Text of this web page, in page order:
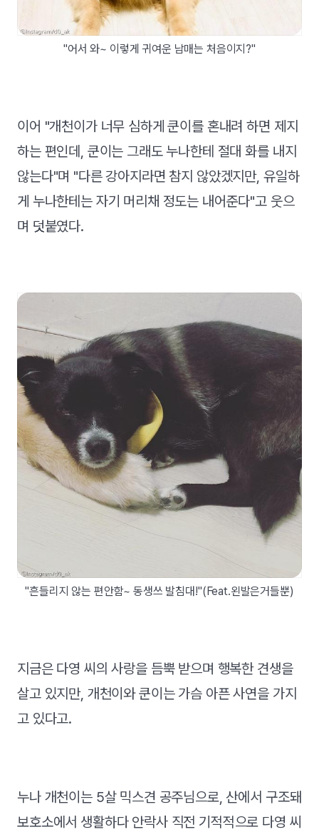
"어서 와~ 이렇게 귀여운 남매는 처음이지?"
이어 "개천이가 너무 심하게 쿤이를 혼내려 하면 제지
하는 편인데, 쿤이는 그래도 누나한테 절대 화를 내지
않는다"며 "다른 강아지라면 참지 않았겠지만, 유일하
게 누나한테는 자기 머리채 정도는 내어준다"고 웃으
며 덧붙였다.
"흔들리지 않는 편안함~ 동생쓰 발침대!"(Feat.왼발은거들뿐)
지금은 다영 씨의 사랑을 듬뿍 받으며 행복한 견생을
살고 있지만, 개천이와 쿤이는 가슴 아픈 사연을 가지
고 있다고.
누나 개천이는 5살 믹스견 공주님으로, 산에서 구조돼
보호소에서 생활하다 안락사 직전 기적적으로 다영 씨